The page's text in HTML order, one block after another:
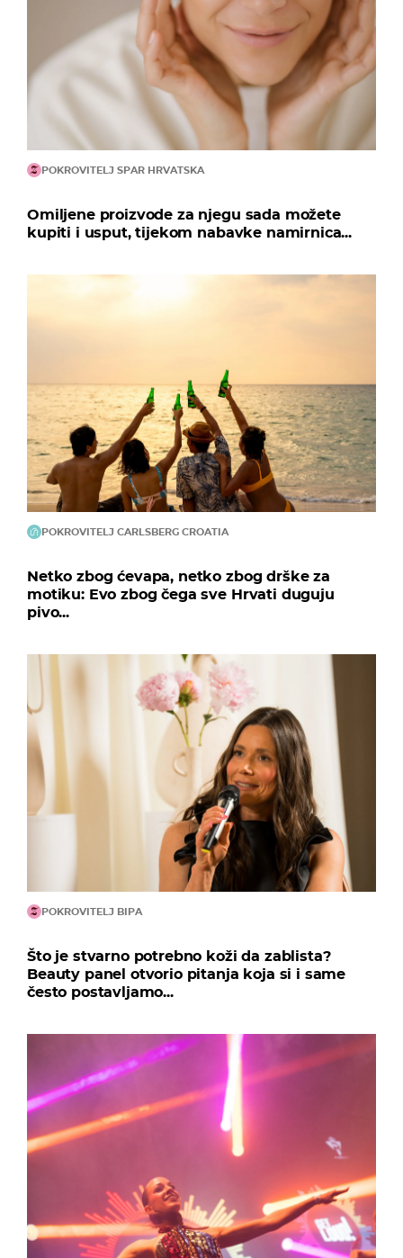
POKROVITELJ SPAR HRVATSKA
Omiljene proizvode za njegu sada možete
kupiti i usput, tijekom nabavke namirnica...
POKROVITELJ CARLSBERG CROATIA
Netko zbog ćevapa, netko zbog drške za
motiku: Evo zbog čega sve Hrvati duguju
pivo...
POKROVITELJ BIPA
Što je stvarno potrebno koži da zablista?
Beauty panel otvorio pitanja koja si i same
često postavljamo...